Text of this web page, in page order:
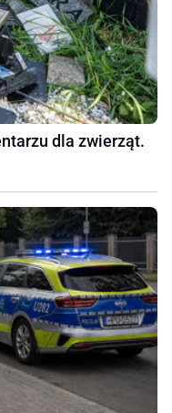
dla zwierząt.